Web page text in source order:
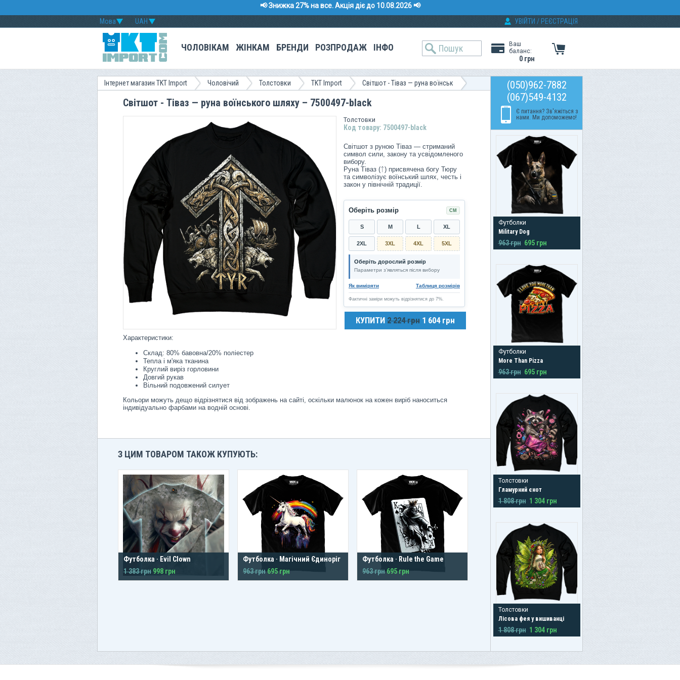
📢 Знижка 27% на все. Акція діє до 10.08.2026 📢
UAH
Мова УВІЙТИ / РЕЄСТРАЦІЯ
Ваш
баланс:
0 грн
ЧОЛОВІКАМ ЖІНКАМ БРЕНДИ РОЗПРОДАЖ ІНФО
Інтернет магазин TKT Import Чоловічий Толстовки TKT Import Світшот - Тіваз — руна воїнськ
Світшот - Тіваз — руна воїнського шляху – 7500497-black
Толстовки
Код товару: 7500497-black
Світшот з руною Тіваз — стриманий
символ сили, закону та усвідомленого
вибору.
Руна Тіваз (ᛏ) присвячена богу Тюру
та символізує воїнський шлях, честь і
закон у північній традиції.
Оберіть розмір СМ
S M L XL
2XL 3XL 4XL 5XL
Оберіть дорослий розмір
Параметри з’являться після вибору
Як виміряти Таблиця розмірів
Фактичні заміри можуть відрізнятися до 7%.
КУПИТИ 2 224 грн 1 604 грн
Характеристики:
Склад: 80% бавовна/20% поліестер
Тепла і м'яка тканина
Круглий виріз горловини
Довгий рукав
Вільний подовжений силует
Кольори можуть дещо відрізнятися від зображень на сайті, оскільки малюнок на кожен виріб наноситься
індивідуально фарбами на водній основі.
З ЦИМ ТОВАРОМ ТАКОЖ КУПУЮТЬ:
Футболка · Evil Clown
1 383 грн 998 грн
Футболка · Магічний Єдиноріг
963 грн 695 грн
Футболка · Rule the Game
963 грн 695 грн
(050)962-7882
(067)549-4132
Є питання? Зв'яжіться з
нами. Ми допоможемо!
Футболки
Military Dog
963 грн 695 грн
Футболки
More Than Pizza
963 грн 695 грн
Толстовки
Гламурний єнот
1 808 грн 1 304 грн
Толстовки
Лісова фея у вишиванці
1 808 грн 1 304 грн